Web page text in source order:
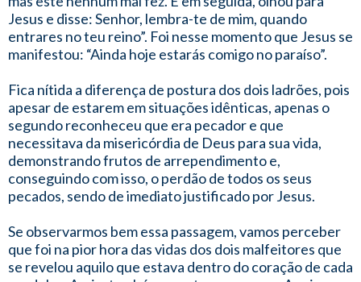
Jesus e disse: Senhor, lembra-te de mim, quando
entrares no teu reino”. Foi nesse momento que Jesus se
manifestou: “Ainda hoje estarás comigo no paraíso”.
Fica nítida a diferença de postura dos dois ladrões, pois
apesar de estarem em situações idênticas, apenas o
segundo reconheceu que era pecador e que
necessitava da misericórdia de Deus para sua vida,
demonstrando frutos de arrependimento e,
conseguindo com isso, o perdão de todos os seus
pecados, sendo de imediato justificado por Jesus.
Se observarmos bem essa passagem, vamos perceber
que foi na pior hora das vidas dos dois malfeitores que
se revelou aquilo que estava dentro do coração de cada